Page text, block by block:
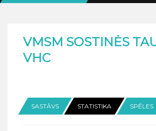
VMSM SOSTINĖS
VHC
SASTĀVS STATISTIKA SPĒLES